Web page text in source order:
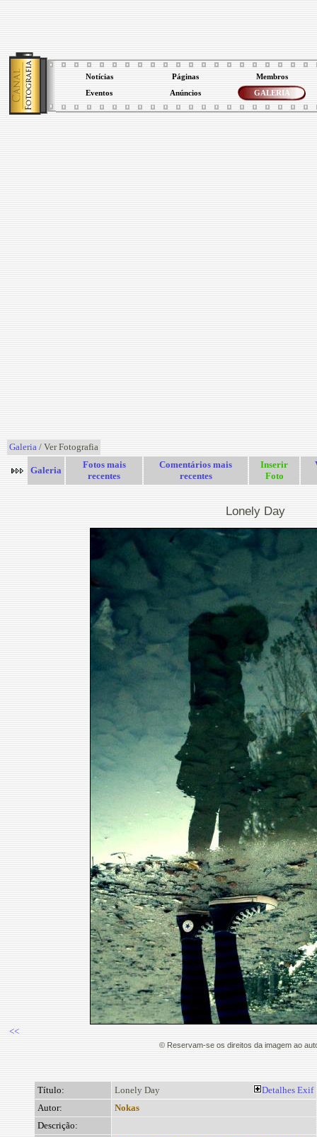
Notícias Páginas Membros
Eventos Anúncios GALERIA
Galeria / Ver Fotografia
Galeria
Fotos mais
recentes
Comentários mais
recentes
Inserir
Foto
<<
Lonely Day
© Reservam-se os direitos da imagem ao
Título: Lonely Day Detalhes Exif
Autor:
Nokas
Descrição: